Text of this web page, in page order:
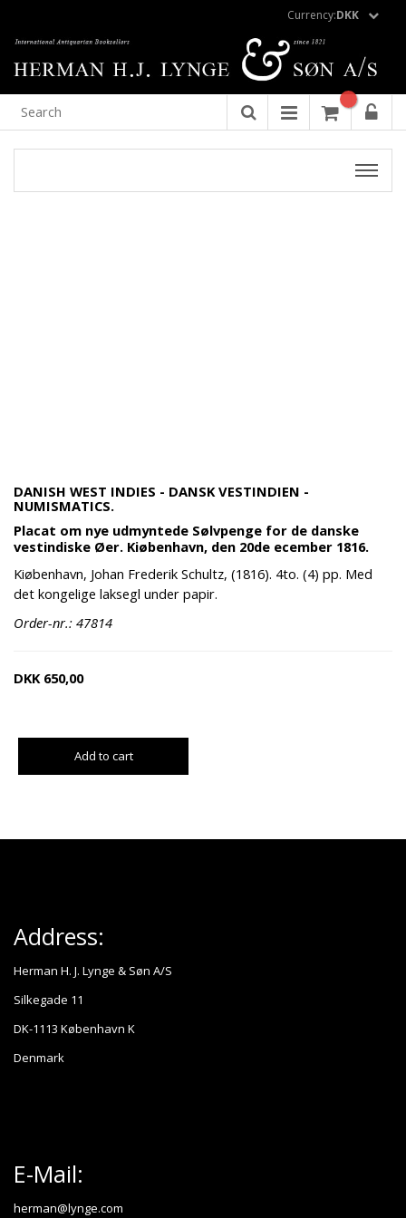
Currency:DKK
DANISH WEST INDIES - DANSK VESTINDIEN -
NUMISMATICS.
Placat om nye udmyntede Sølvpenge for de danske
vestindiske Øer. Kiøbenhavn, den 20de ecember 1816.
Kiøbenhavn, Johan Frederik Schultz, (1816). 4to. (4) pp. Med
det kongelige laksegl under papir.
Order-nr.: 47814
DKK 650,00
Add to cart
Address:
Herman H. J. Lynge & Søn A/S
Silkegade 11
DK-1113 København K
Denmark
E-Mail:
herman@lynge.com